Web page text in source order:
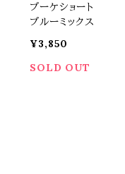
ブーケショート
ブルーミックス
¥3,850
SOLD OUT